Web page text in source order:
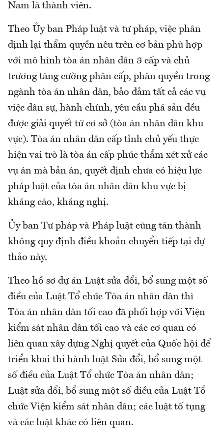
Nam là thành viên.
Theo Ủy ban Pháp luật và tư pháp, việc phân
định lại thẩm quyền nêu trên cơ bản phù hợp
với mô hình tòa án nhân dân 3 cấp và chủ
trương tăng cường phân cấp, phân quyền trong
ngành tòa án nhân dân, bảo đảm tất cả các vụ
việc dân sự, hành chính, yêu cầu phá sản đều
được giải quyết từ cơ sở (tòa án nhân dân khu
vực). Tòa án nhân dân cấp tỉnh chủ yếu thực
hiện vai trò là tòa án cấp phúc thẩm xét xử các
vụ án mà bản án, quyết định chưa có hiệu lực
pháp luật của tòa án nhân dân khu vực bị
kháng cáo, kháng nghị.
Ủy ban Tư pháp và Pháp luật cũng tán thành
không quy định điều khoản chuyển tiếp tại dự
thảo này.
Theo hồ sơ dự án Luật sửa đổi, bổ sung một số
điều của Luật Tổ chức Tòa án nhân dân thì
Tòa án nhân dân tối cao đã phối hợp với Viện
kiểm sát nhân dân tối cao và các cơ quan có
liên quan xây dựng Nghị quyết của Quốc hội để
triển khai thi hành luật Sửa đổi, bổ sung một
số điều của Luật Tổ chức Tòa án nhân dân;
Luật sửa đổi, bổ sung một số điều của Luật Tổ
chức Viện kiểm sát nhân dân; các luật tố tụng
và các luật khác có liên quan.